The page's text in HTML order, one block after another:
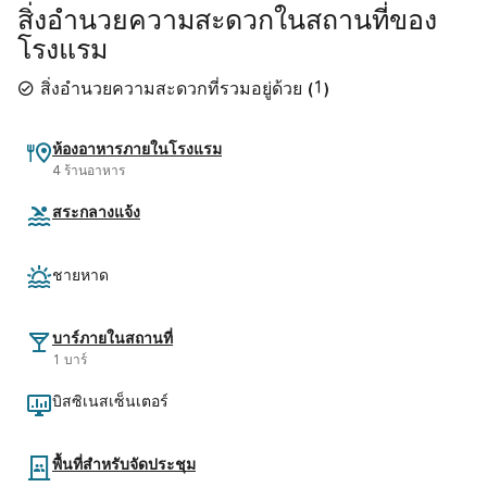
สิ่งอำนวยความสะดวกในสถานที่ของ
โรงแรม
สิ่งอำนวยความสะดวกที่รวมอยู่ด้วย (1 )
ห้องอาหารภายในโรงแรม
4 ร้านอาหาร
สระกลางแจ้ง
ชายหาด
บาร์ภายในสถานที่
1 บาร์
บิสซิเนสเซ็นเตอร์
พื้นที่สำหรับจัดประชุม